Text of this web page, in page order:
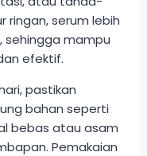
ringan, serum lebih
sehingga mampu
efektif.
pastikan
bahan seperti
bebas atau asam
Pemakaian